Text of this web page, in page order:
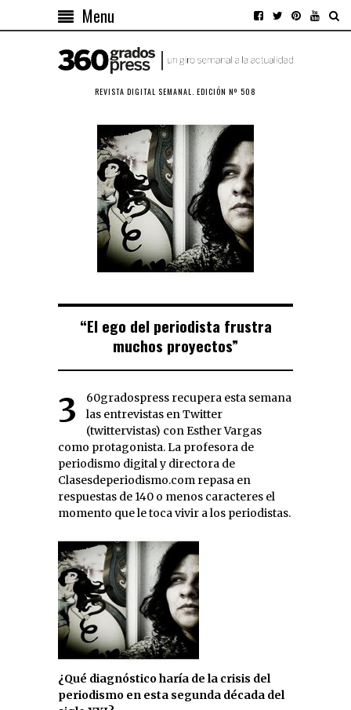
Menu
REVISTA DIGITAL SEMANAL. EDICIÓN Nº 508
“El ego del periodista frustra
muchos proyectos”
360gradospress recupera esta semana
las entrevistas en Twitter
(twittervistas) con Esther Vargas
como protagonista. La profesora de
periodismo digital y directora de
Clasesdeperiodismo.com repasa en
respuestas de 140 o menos caracteres el
momento que le toca vivir a los periodistas.
¿Qué diagnóstico haría de la crisis del
periodismo en esta segunda década del